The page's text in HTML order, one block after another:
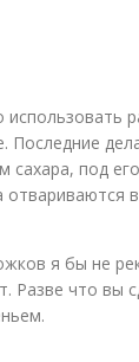
Последние
сахара, под
отвариваются
я бы не
Разве что вы